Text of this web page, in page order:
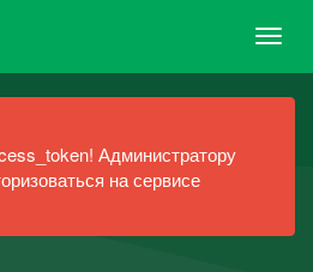
Администратору
на сервисе